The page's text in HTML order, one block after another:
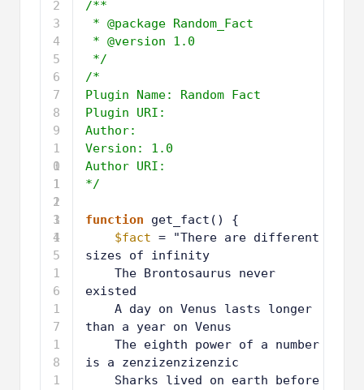
2
3
4
5
6
7
8
9
1
0
1
1
1
2
1
3
1
4
1
5
1
6
1
7
1
8
1
/**
* @package Random_Fact
* @version 1.0
*/
/*
Plugin Name: Random Fact
Plugin URI:
Author:
Version: 1.0
Author URI:
*/
function
get_fact() {
$fact = "There are different
sizes of infinity
The Brontosaurus never
existed
A day on Venus lasts longer
than a year on Venus
The eighth power of a number
is a zenzizenzizenzic
Sharks lived on earth before